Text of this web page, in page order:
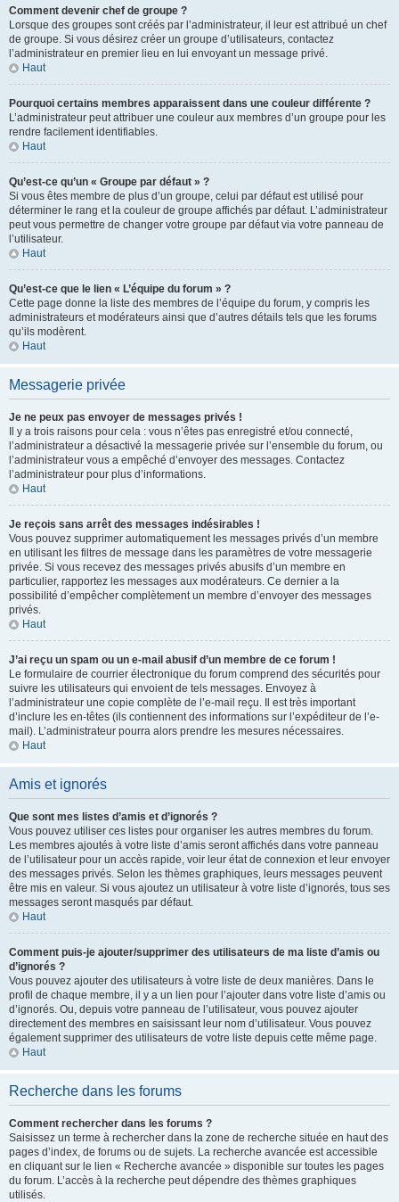
Comment devenir chef de groupe ?
Lorsque des groupes sont créés par l’administrateur, il leur est attribué un chef
de groupe. Si vous désirez créer un groupe d’utilisateurs, contactez
l’administrateur en premier lieu en lui envoyant un message privé.
Haut
Pourquoi certains membres apparaissent dans une couleur différente ?
L’administrateur peut attribuer une couleur aux membres d’un groupe pour les
rendre facilement identifiables.
Haut
Qu’est-ce qu’un « Groupe par défaut » ?
Si vous êtes membre de plus d’un groupe, celui par défaut est utilisé pour
déterminer le rang et la couleur de groupe affichés par défaut. L’administrateur
peut vous permettre de changer votre groupe par défaut via votre panneau de
l’utilisateur.
Haut
Qu’est-ce que le lien « L’équipe du forum » ?
Cette page donne la liste des membres de l’équipe du forum, y compris les
administrateurs et modérateurs ainsi que d’autres détails tels que les forums
qu’ils modèrent.
Haut
Messagerie privée
Je ne peux pas envoyer de messages privés !
Il y a trois raisons pour cela : vous n’êtes pas enregistré et/ou connecté,
l’administrateur a désactivé la messagerie privée sur l’ensemble du forum, ou
l’administrateur vous a empêché d’envoyer des messages. Contactez
l’administrateur pour plus d’informations.
Haut
Je reçois sans arrêt des messages indésirables !
Vous pouvez supprimer automatiquement les messages privés d’un membre
en utilisant les filtres de message dans les paramètres de votre messagerie
privée. Si vous recevez des messages privés abusifs d’un membre en
particulier, rapportez les messages aux modérateurs. Ce dernier a la
possibilité d’empêcher complètement un membre d’envoyer des messages
privés.
Haut
J’ai reçu un spam ou un e-mail abusif d’un membre de ce forum !
Le formulaire de courrier électronique du forum comprend des sécurités pour
suivre les utilisateurs qui envoient de tels messages. Envoyez à
l’administrateur une copie complète de l’e-mail reçu. Il est très important
d’inclure les en-têtes (ils contiennent des informations sur l’expéditeur de l’e-
mail). L’administrateur pourra alors prendre les mesures nécessaires.
Haut
Amis et ignorés
Que sont mes listes d’amis et d’ignorés ?
Vous pouvez utiliser ces listes pour organiser les autres membres du forum.
Les membres ajoutés à votre liste d’amis seront affichés dans votre panneau
de l’utilisateur pour un accès rapide, voir leur état de connexion et leur envoyer
des messages privés. Selon les thèmes graphiques, leurs messages peuvent
être mis en valeur. Si vous ajoutez un utilisateur à votre liste d’ignorés, tous ses
messages seront masqués par défaut.
Haut
Comment puis-je ajouter/supprimer des utilisateurs de ma liste d’amis ou
d’ignorés ?
Vous pouvez ajouter des utilisateurs à votre liste de deux manières. Dans le
profil de chaque membre, il y a un lien pour l’ajouter dans votre liste d’amis ou
d’ignorés. Ou, depuis votre panneau de l’utilisateur, vous pouvez ajouter
directement des membres en saisissant leur nom d’utilisateur. Vous pouvez
également supprimer des utilisateurs de votre liste depuis cette même page.
Haut
Recherche dans les forums
Comment rechercher dans les forums ?
Saisissez un terme à rechercher dans la zone de recherche située en haut des
pages d’index, de forums ou de sujets. La recherche avancée est accessible
en cliquant sur le lien « Recherche avancée » disponible sur toutes les pages
du forum. L’accès à la recherche peut dépendre des thèmes graphiques
utilisés.